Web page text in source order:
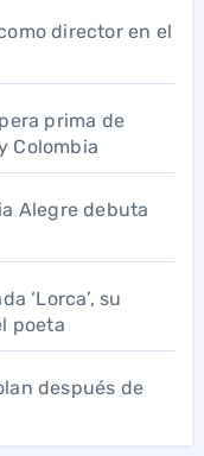
director en el
prima de
Colombia
Alegre debuta
‘Lorca’, su
poeta
después de